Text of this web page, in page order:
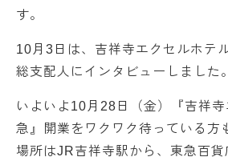
す。
10月3日は、吉祥寺エクセルホテ
総支配人にインタビューしました。
いよいよ10月28日（金）『吉祥
急』開業をワクワク待っている方
場所はJR吉祥寺駅から、東急百貨